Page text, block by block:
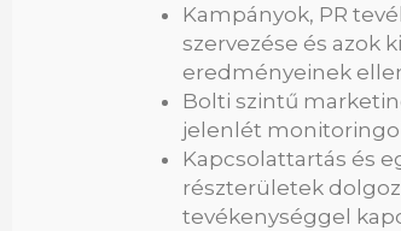
Kampányok, PR
szervezése és azok
eredményeinek
Bolti szintű
jelenlét
Kapcsolattartás és
részterületek
tevékenységgel